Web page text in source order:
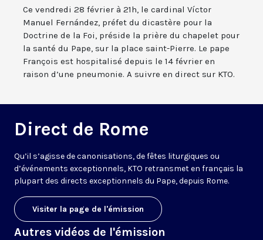
Ce vendredi 28 février à 21h, le cardinal Víctor
Manuel Fernández, préfet du dicastère pour la
Doctrine de la Foi, préside la prière du chapelet pour
la santé du Pape, sur la place saint-Pierre. Le pape
François est hospitalisé depuis le 14 février en
raison d’une pneumonie. A suivre en direct sur KTO.
Direct de Rome
Qu’il s’agisse de canonisations, de fêtes liturgiques ou
d’événements exceptionnels, KTO retransmet en français la
plupart des directs exceptionnels du Pape, depuis Rome.
Visiter la page de l'émission
Autres vidéos de l'émission